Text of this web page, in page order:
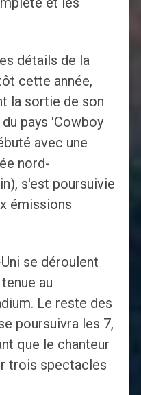
détails de la
cette année,
la sortie de son
pays 'Cowboy
avec une
nord-
s'est poursuivie
émissions
se déroulent
au
Le reste des
poursuivra les 7,
que le chanteur
trois spectacles